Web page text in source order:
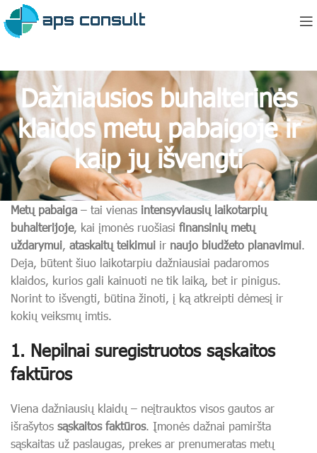
Dažniausios buhalterinės
klaidos metų pabaigoje ir
kaip jų išvengti
Metų pabaiga – tai vienas intensyviausių laikotarpių
buhalterijoje, kai įmonės ruošiasi finansinių metų
uždarymui, ataskaitų teikimui ir naujo biudžeto planavimui.
Deja, būtent šiuo laikotarpiu dažniausiai padaromos
klaidos, kurios gali kainuoti ne tik laiką, bet ir pinigus.
Norint to išvengti, būtina žinoti, į ką atkreipti dėmesį ir
kokių veiksmų imtis.
1. Nepilnai suregistruotos sąskaitos
faktūros
Viena dažniausių klaidų – neįtrauktos visos gautos ar
išrašytos sąskaitos faktūros. Įmonės dažnai pamiršta
sąskaitas už paslaugas, prekes ar prenumeratas metų